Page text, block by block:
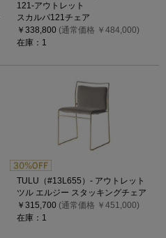
121-アウトレット
スカルパ121チェア
￥338,800 (通常価格 ￥484,000)
在庫：1
TULU（#13L655）- アウトレット
ツル エルジー スタッキングチェア
￥315,700 (通常価格 ￥451,000)
在庫：1